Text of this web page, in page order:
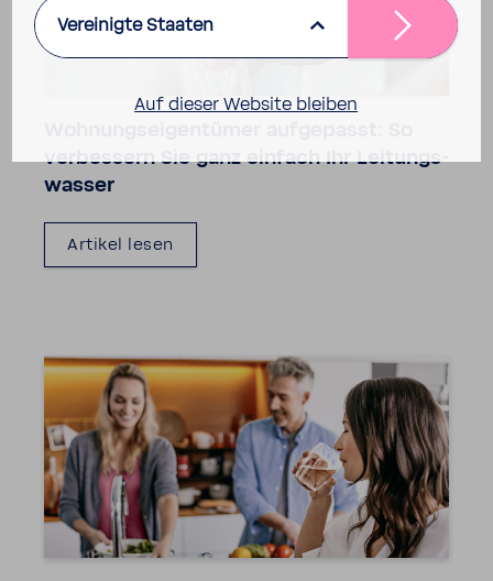
verbes­sern Sie ganz einfach Ihr Leitungs­
wasser
Artikel lesen
Vereinigte Staaten
Auf dieser Website bleiben